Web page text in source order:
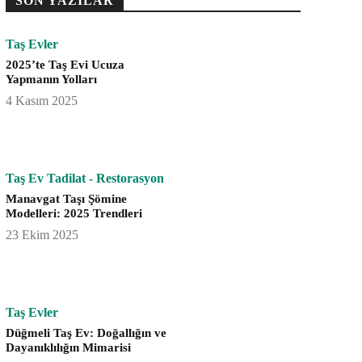
Taş Evler
2025’te Taş Evi Ucuza
Yapmanın Yolları
4 Kasım 2025
Taş Ev Tadilat - Restorasyon
Manavgat Taşı Şömine
Modelleri: 2025 Trendleri
23 Ekim 2025
Taş Evler
Düğmeli Taş Ev: Doğallığın ve
Dayanıklılığın Mimarisi